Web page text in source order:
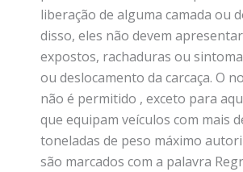
liberação de alguma camada ou
disso, eles não devem
expostos, rachaduras ou
ou deslocamento da carcaça. O
não é permitido , exceto para
que equipam veículos com mais
toneladas de peso máximo
são marcados com a palavra